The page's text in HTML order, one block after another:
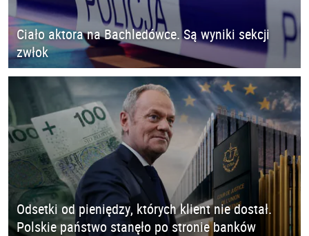
Ciało aktora na Bachledówce. Są wyniki sekcji
zwłok
Odsetki od pieniędzy, których klient nie dostał.
Polskie państwo stanęło po stronie banków